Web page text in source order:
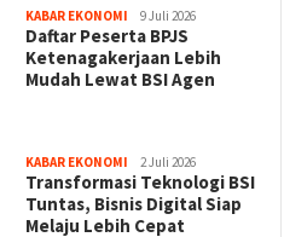
KABAR EKONOMI 9 Juli 2026
Daftar Peserta BPJS
Ketenagakerjaan Lebih
Mudah Lewat BSI Agen
KABAR EKONOMI 2 Juli 2026
Transformasi Teknologi BSI
Tuntas, Bisnis Digital Siap
Melaju Lebih Cepat